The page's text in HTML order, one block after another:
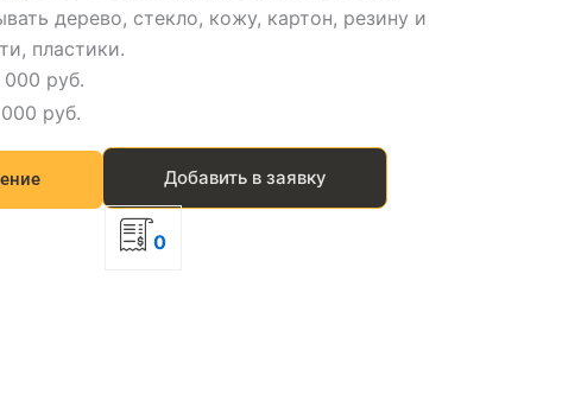
дерево, стекло, кожу, картон, резину и
пластики.
руб.
руб.
Добавить в заявку
0